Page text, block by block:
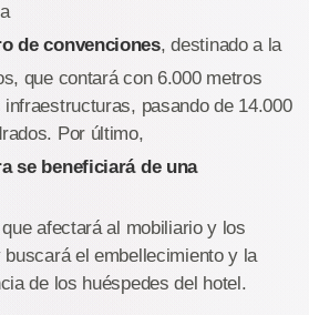
de convenciones, destinado a la
que contará con 6.000 metros
pasando de 14.000
Por último,
se beneficiará de una
afectará al mobiliario y los
el embellecimiento y la
de los huéspedes del hotel.